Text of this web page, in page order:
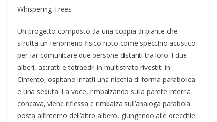
Whispering Trees
Un progetto composto da una coppia di piante che
sfrutta un fenomeno fisico noto come specchio acustico
per far comunicare due persone distanti tra loro. I due
alberi, astratti e tetraedri in multistrato rivestiti in
Cimento, ospitano infatti una nicchia di forma parabolica
e una seduta. La voce, rimbalzando sulla parete interna
concava, viene riflessa e rimbalza sull’analoga parabola
posta all’interno dell’altro albero, giungendo alle orecchie